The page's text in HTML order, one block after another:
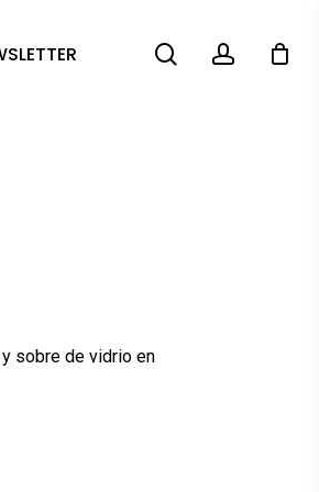
searchaccount
sobre de vidrio en